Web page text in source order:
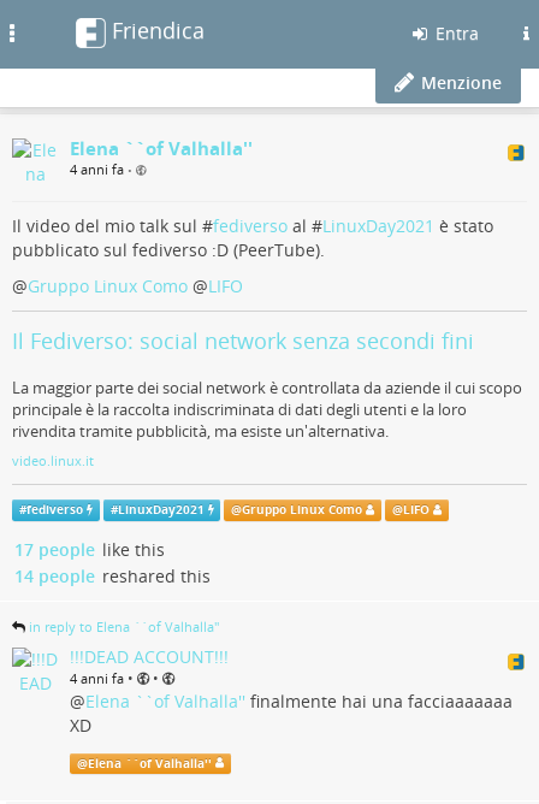
Friendica Entra
Menzione
Elena ``of Valhalla''
4 anni fa •
Il video del mio talk sul #fediverso al #LinuxDay2021 è stato
pubblicato sul fediverso :D (PeerTube).
@Gruppo Linux Como @LIFO
Il Fediverso: social network senza secondi fini
La maggior parte dei social network è controllata da aziende il cui scopo
principale è la raccolta indiscriminata di dati degli utenti e la loro
rivendita tramite pubblicità, ma esiste un'alternativa.
video.linux.it
#fediverso #LinuxDay2021 @Gruppo Linux Como @LIFO
17 people like this
14 people reshared this
in reply to Elena ``of Valhalla''
!!!DEAD ACCOUNT!!!
4 anni fa • •
@Elena ``of Valhalla'' finalmente hai una facciaaaaaaa
XD
@Elena ``of Valhalla''